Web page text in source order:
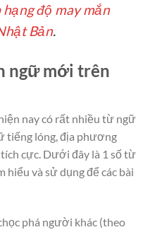
hạng độ may mắn
Bản.
ngữ mới trên
nay có rất nhiều từ ngữ
tiếng lóng, địa phương
cực. Dưới đây là 1 số từ
hiểu và sử dụng để các bài
phá người khác (theo